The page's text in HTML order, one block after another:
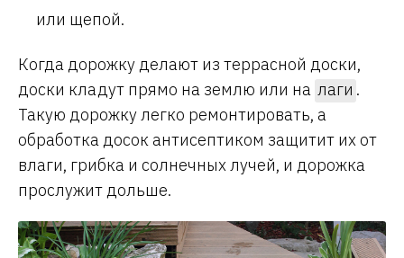
или щепой.
Когда дорожку делают из террасной доски,
доски кладут прямо на землю или на лаги .
Такую дорожку легко ремонтировать, а
обработка досок антисептиком защитит их от
влаги, грибка и солнечных лучей, и дорожка
прослужит дольше.